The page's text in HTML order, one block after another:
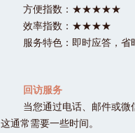
方便指数：★★★★★
效率指数：★★★★
服务特色：即时应答，省时
回访服务
当您通过电话、邮件或微信
这通常需要一些时间。